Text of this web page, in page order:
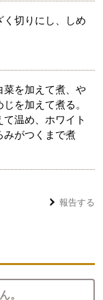
く切りにし、しめ
を加えて煮、や
を加えて煮る。
温め、ホワイト
みがつくまで煮
報告する
。